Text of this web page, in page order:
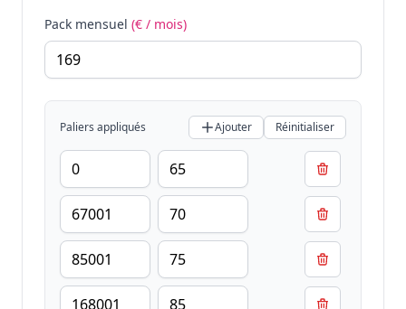
Pack mensuel (€ / mois)
Paliers appliqués Ajouter Réinitialiser